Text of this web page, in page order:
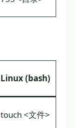
Linux (bash)
touch <文件>